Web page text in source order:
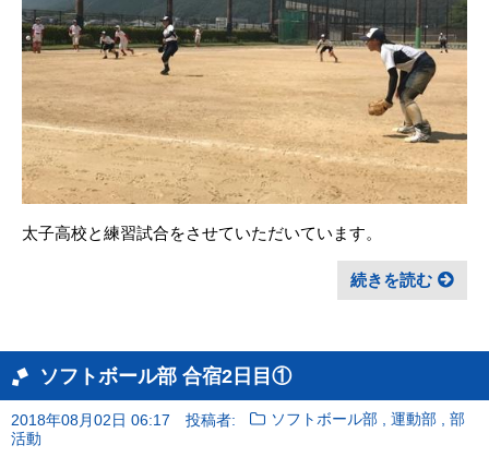
太子高校と練習試合をさせていただいています。
続きを読む
ソフトボール部 合宿2日目①
2018年08月02日 06:17 投稿者: ソフトボール部 ,運動部 ,部
活動